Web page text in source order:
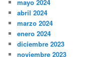
mayo 2024
abril 2024
marzo 2024
enero 2024
diciembre 2023
noviembre 2023